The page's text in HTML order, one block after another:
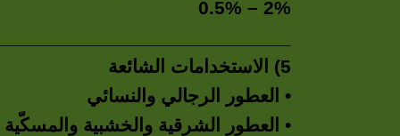
0.5% – 2%
5) الاستخدامات الشائعة
• العطور الرجالي والنسائي
• العطور الشرقية والخشبية والمسكّية